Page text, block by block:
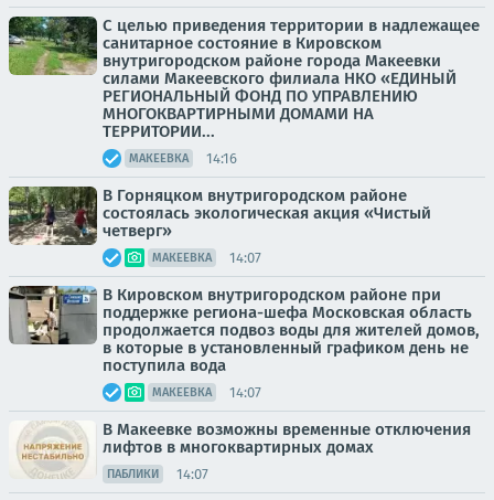
С целью приведения территории в надлежащее
санитарное состояние в Кировском
внутригородском районе города Макеевки
силами Макеевского филиала НКО «ЕДИНЫЙ
РЕГИОНАЛЬНЫЙ ФОНД ПО УПРАВЛЕНИЮ
МНОГОКВАРТИРНЫМИ ДОМАМИ НА
ТЕРРИТОРИИ...
МАКЕЕВКА 14:16
В Горняцком внутригородском районе
состоялась экологическая акция «Чистый
четверг»
МАКЕЕВКА 14:07
В Кировском внутригородском районе при
поддержке региона-шефа Московская область
продолжается подвоз воды для жителей домов,
в которые в установленный графиком день не
поступила вода
МАКЕЕВКА 14:07
В Макеевке возможны временные отключения
лифтов в многоквартирных домах
ПАБЛИКИ 14:07